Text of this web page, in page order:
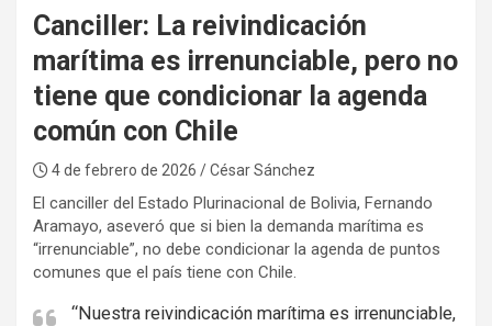
Canciller: La reivindicación
marítima es irrenunciable, pero no
tiene que condicionar la agenda
común con Chile
4 de febrero de 2026 / César Sánchez
El canciller del Estado Plurinacional de Bolivia, Fernando
Aramayo, aseveró que si bien la demanda marítima es
“irrenunciable”, no debe condicionar la agenda de puntos
comunes que el país tiene con Chile.
“Nuestra reivindicación marítima es irrenunciable,